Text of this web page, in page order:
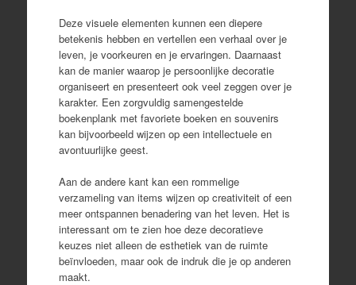
Deze visuele elementen kunnen een diepere
betekenis hebben en vertellen een verhaal over je
leven, je voorkeuren en je ervaringen. Daarnaast
kan de manier waarop je persoonlijke decoratie
organiseert en presenteert ook veel zeggen over je
karakter. Een zorgvuldig samengestelde
boekenplank met favoriete boeken en souvenirs
kan bijvoorbeeld wijzen op een intellectuele en
avontuurlijke geest.
Aan de andere kant kan een rommelige
verzameling van items wijzen op creativiteit of een
meer ontspannen benadering van het leven. Het is
interessant om te zien hoe deze decoratieve
keuzes niet alleen de esthetiek van de ruimte
beïnvloeden, maar ook de indruk die je op anderen
maakt.